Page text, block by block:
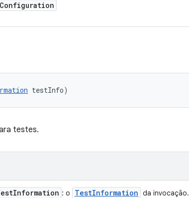
testInfo)
testes.
Information : o TestInformation da invocação.